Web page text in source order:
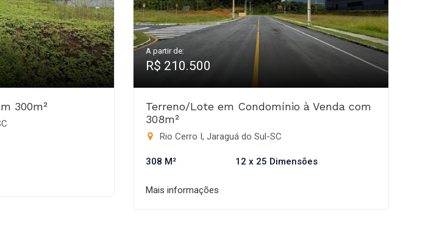
300m²
A partir de:
R$ 210.500
Terreno/Lote em Condomínio à Venda com
308m²
Rio Cerro I, Jaraguá do Sul-SC
308 M² 12 x 25 Dimensões
Mais informações